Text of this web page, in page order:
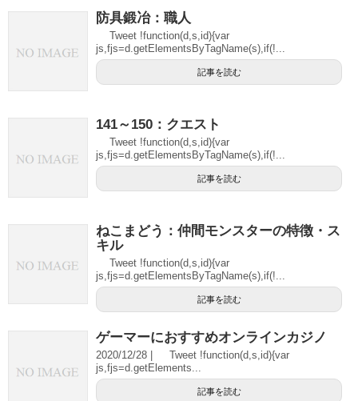
防具鍛冶：職人
Tweet !function(d,s,id){var
js,fjs=d.getElementsByTagName(s),if(!...
記事を読む
141～150：クエスト
Tweet !function(d,s,id){var
js,fjs=d.getElementsByTagName(s),if(!...
記事を読む
ねこまどう：仲間モンスターの特徴・ス
キル
Tweet !function(d,s,id){var
js,fjs=d.getElementsByTagName(s),if(!...
記事を読む
ゲーマーにおすすめオンラインカジノ
2020/12/28 | Tweet !function(d,s,id){var
js,fjs=d.getElements...
記事を読む